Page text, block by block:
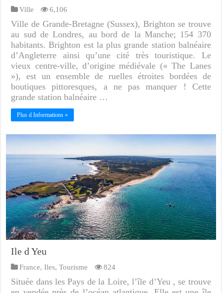
Ville 6,106
Ville de Grande-Bretagne (Sussex), Brighton se trouve
au sud de Londres, au bord de la Manche; 154 370
habitants. Brighton est la plus grande station balnéaire
d’Angleterre ainsi qu’une cité très touristique. Le
vieux centre-ville, d’origine médiévale (« The Lanes
»), est un ensemble de ruelles étroites bordées de
boutiques pittoresques, a ne pas manquer ! Cette
grande station balnéaire …
Plus d Informations »
Ile d Yeu
France, Iles,Tourisme 824
Située dans les Pays de la Loire, l’île d’Yeu , se trouve